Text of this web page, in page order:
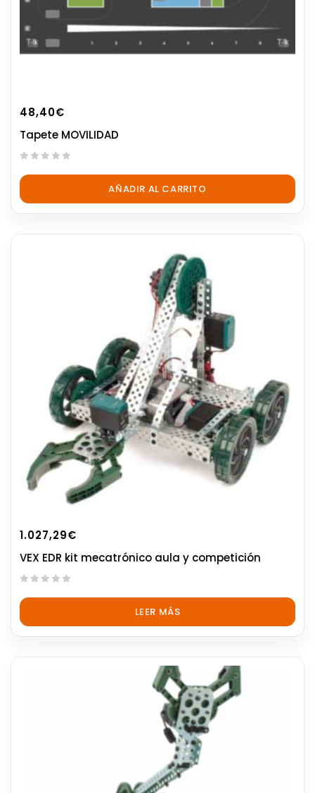
48,40€
Tapete MOVILIDAD
out
5
AÑADIR AL CARRITO
1.027,29€
VEX EDR kit mecatrónico aula y competición
out
5
LEER MÁS